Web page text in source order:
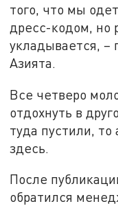
того, что мы
дресс-кодом, но
укладывается,
Азията.
Все четверо
отдохнуть в
туда пустили,
здесь.
После
обратился